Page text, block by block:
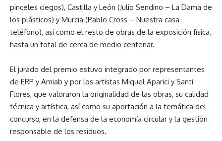
pinceles ciegos), Castilla y León (Julio Sendino – La Dama de
los plásticos) y Murcia (Pablo Cross – Nuestra casa
teléfono), así como el resto de obras de la exposición física,
hasta un total de cerca de medio centenar.
El jurado del premio estuvo integrado por representantes
de ERP y Amiab y por los artistas Miquel Aparici y Santi
Flores, que valoraron la originalidad de las obras, su calidad
técnica y artística, así como su aportación a la temática del
concurso, en la defensa de la economía circular y la gestión
responsable de los residuos.